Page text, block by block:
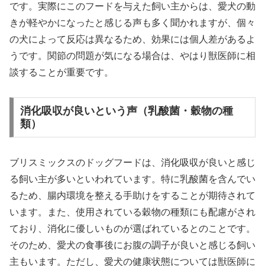
です。実際にこのフードを与えた飼い主からは、愛犬の動
きが軽やかになったと感じる声も多く聞かれますが、個々
の犬によって反応は異なるため、効果には個人差があるよ
うです。関節の問題が気になる場合は、やはり獣医師に相
談することが重要です。
消化吸収が良いという声（乳酸菌・穀物の種
類）
ブリスミックスのドッグフードは、消化吸収が良いと感じ
る飼い主が多いといわれています。特に乳酸菌を含んでい
るため、腸内環境を整える手助けをすることが期待されて
います。また、使用されている穀物の種類にも配慮がされ
ており、消化に優しいものが選ばれているとのことです。
そのため、愛犬の食事後にお腹の調子が良いと感じる飼い
主もいます。ただし、愛犬の健康状態については獣医師に